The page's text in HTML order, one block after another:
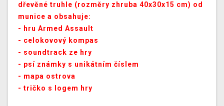
dřevěné truhle (rozměry zhruba 40x30x15 cm) od
munice a obsahuje:
- hru Armed Assault
- celokovový kompas
- soundtrack ze hry
- psí známky s unikátním číslem
- mapa ostrova
- tričko s logem hry